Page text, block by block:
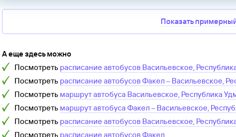
Показать
А еще здесь можно
Посмотреть расписание автобусов Васильевское,
Посмотреть расписание автобусовФакел– Васильевское,
Посмотреть маршрут автобуса Васильевское, Республика
Посмотреть маршрут автобуса Факел– Васильевское,
Посмотреть расписание автобусов Васильевское,
Посмотреть расписание автобусовФакел